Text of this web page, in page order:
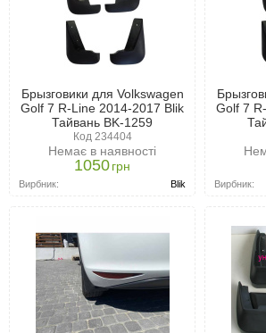
Брызговики для Volkswagen
Golf 7 R-Line 2014-2017 Blik
Тайвань BK-1259
Код 234404
Немає в наявності
1050грн
Вирбник: Blik
Golf 7
Вирбник: